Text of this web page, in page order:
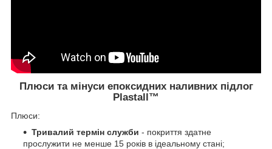
Плюси та мінуси епоксидних наливних підлог
Plastall™
Плюси:
Тривалий термін служби - покриття здатне
прослужити не менше 15 років в ідеальному стані;